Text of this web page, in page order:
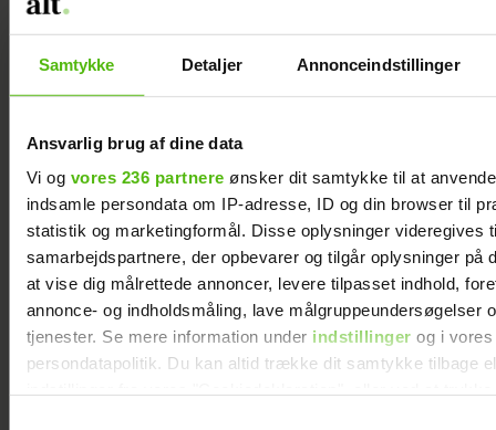
Samtykke Detaljer Annonceindstillinger
Ansvarlig brug af dine data
Vi og vores 236 partnere ønsker dit samtykke til at
indsamle persondata om IP-adresse, ID og din browser til
statistik og marketingformål. Disse oplysninger videregives
samarbejdspartnere, der opbevarer og tilgår oplysninger på
at vise dig målrettede annoncer, levere tilpasset indhold,
annonce- og indholdsmåling, lave målgruppeundersøgelser
tjenester. Se mere information under indstillinger og i vores
persondatapolitik. Du kan altid trække dit samtykke tilbage
Forelsket Hjalmer med kæresten på
Smukfest: Vi er lykkelige